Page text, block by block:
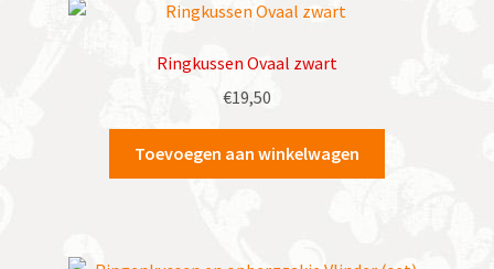
Ringkussen Ovaal zwart
€19,50
Toevoegen aan winkelwagen